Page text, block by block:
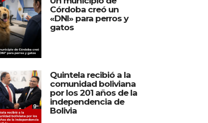
Córdoba creó un
«DNI» para perros y
gatos
Quintela recibió a la
comunidad boliviana
por los 201 años de la
independencia de
Bolivia